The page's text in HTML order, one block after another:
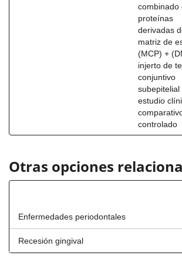
combinado
proteínas
derivadas
matriz de
(MCP) +
injerto de
conjuntivo
subepitelial
estudio
controlado
Otras opciones
Enfermedades periodontales
Recesión gingival